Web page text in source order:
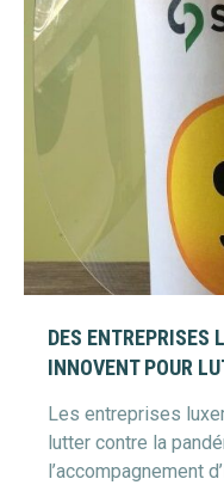
DES ENTREPRISES
INNOVENT POUR
Les entreprises
lutter contre la
l’accompagnement